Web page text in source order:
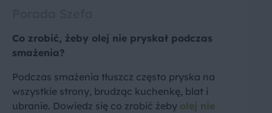
Co zrobić, żeby olej nie pryskał podczas
smażenia?
Podczas smażenia tłuszcz często pryska na
wszystkie strony, brudząc kuchenkę, blat i
ubranie. Dowiedz się co zrobić żeby olej nie